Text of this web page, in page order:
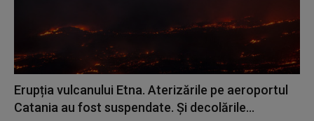
Erupția vulcanului Etna. Aterizările pe aeroportul
Catania au fost suspendate. Și decolările...